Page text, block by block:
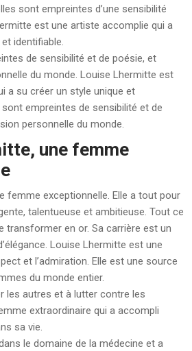
sont empreintes d’une sensibilité
est une artiste accomplie qui a
identifiable.
de sensibilité et de poésie, et
du monde. Louise Lhermitte est
a su créer un style unique et
empreintes de sensibilité et de
personnelle du monde.
une femme
femme exceptionnelle. Elle a tout pour
talentueuse et ambitieuse. Tout ce
transformer en or. Sa carrière est un
Louise Lhermitte est une
et l’admiration. Elle est une source
du monde entier.
les autres et à lutter contre les
extraordinaire qui a accompli
sa vie.
le domaine de la médecine et a